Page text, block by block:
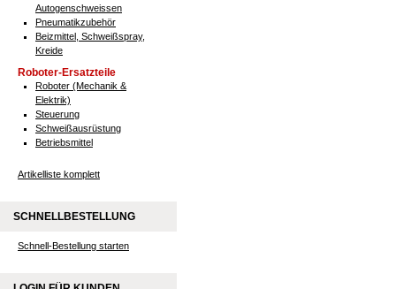
Autogenschweissen
Pneumatikzubehör
Beizmittel, Schweißspray,
Kreide
Roboter-Ersatzteile
Roboter (Mechanik &
Elektrik)
Steuerung
Schweißausrüstung
Betriebsmittel
Artikelliste komplett
SCHNELLBESTELLUNG
Schnell-Bestellung starten